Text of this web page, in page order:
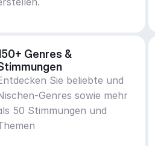
Genres &
Sie beliebte und
Genres sowie mehr
50 Stimmungen und